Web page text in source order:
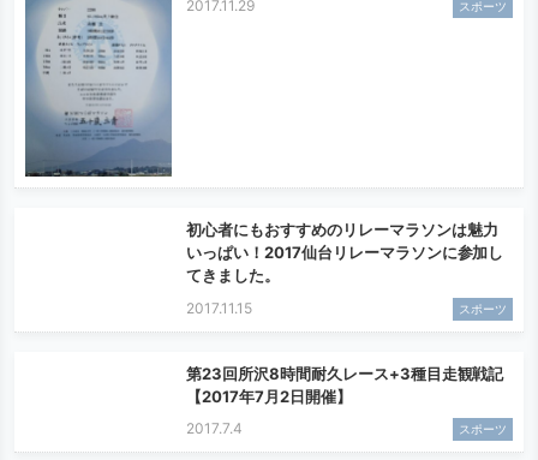
2017.11.29 スポーツ
初心者にもおすすめのリレーマラソンは魅力
いっぱい！2017仙台リレーマラソンに参加し
てきました。
2017.11.15 スポーツ
第23回所沢8時間耐久レース+3種目走観戦記
【2017年7月2日開催】
2017.7.4 スポーツ